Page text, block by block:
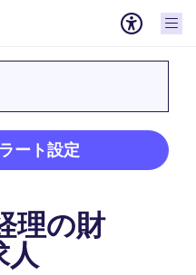
ート設定
理の財
人